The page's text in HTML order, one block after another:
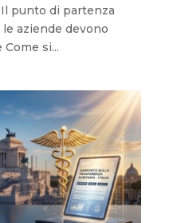
punto di partenza
aziende devono
si...